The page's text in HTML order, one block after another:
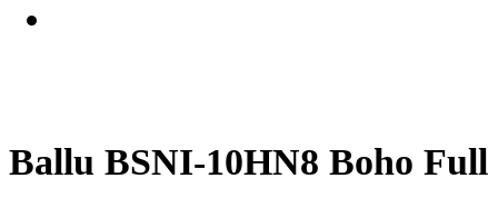
Ballu BSNI-10HN8 Boho